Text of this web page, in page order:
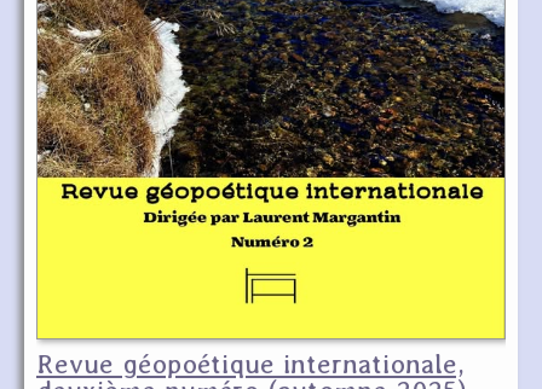
Revue géopoétique internationale,